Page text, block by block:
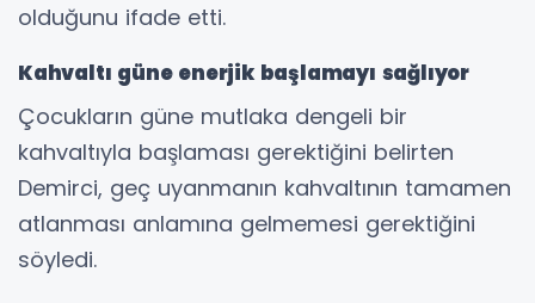
olduğunu ifade etti.
Kahvaltı güne enerjik başlamayı sağlıyor
Çocukların güne mutlaka dengeli bir
kahvaltıyla başlaması gerektiğini belirten
Demirci, geç uyanmanın kahvaltının tamamen
atlanması anlamına gelmemesi gerektiğini
söyledi.